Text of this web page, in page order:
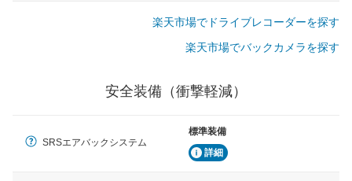
楽天市場でドライブレコーダーを探す
楽天市場でバックカメラを探す
安全装備（衝撃軽減）
SRSエアバックシステム
標準装備
詳細